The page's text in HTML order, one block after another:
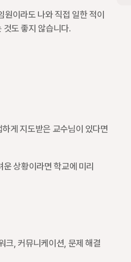
이라도 나와 직접 일한 적이
것도 좋지 않습니다.
게 지도받은 교수님이 있다면
상황이라면 학교에 미리
크, 커뮤니케이션, 문제 해결